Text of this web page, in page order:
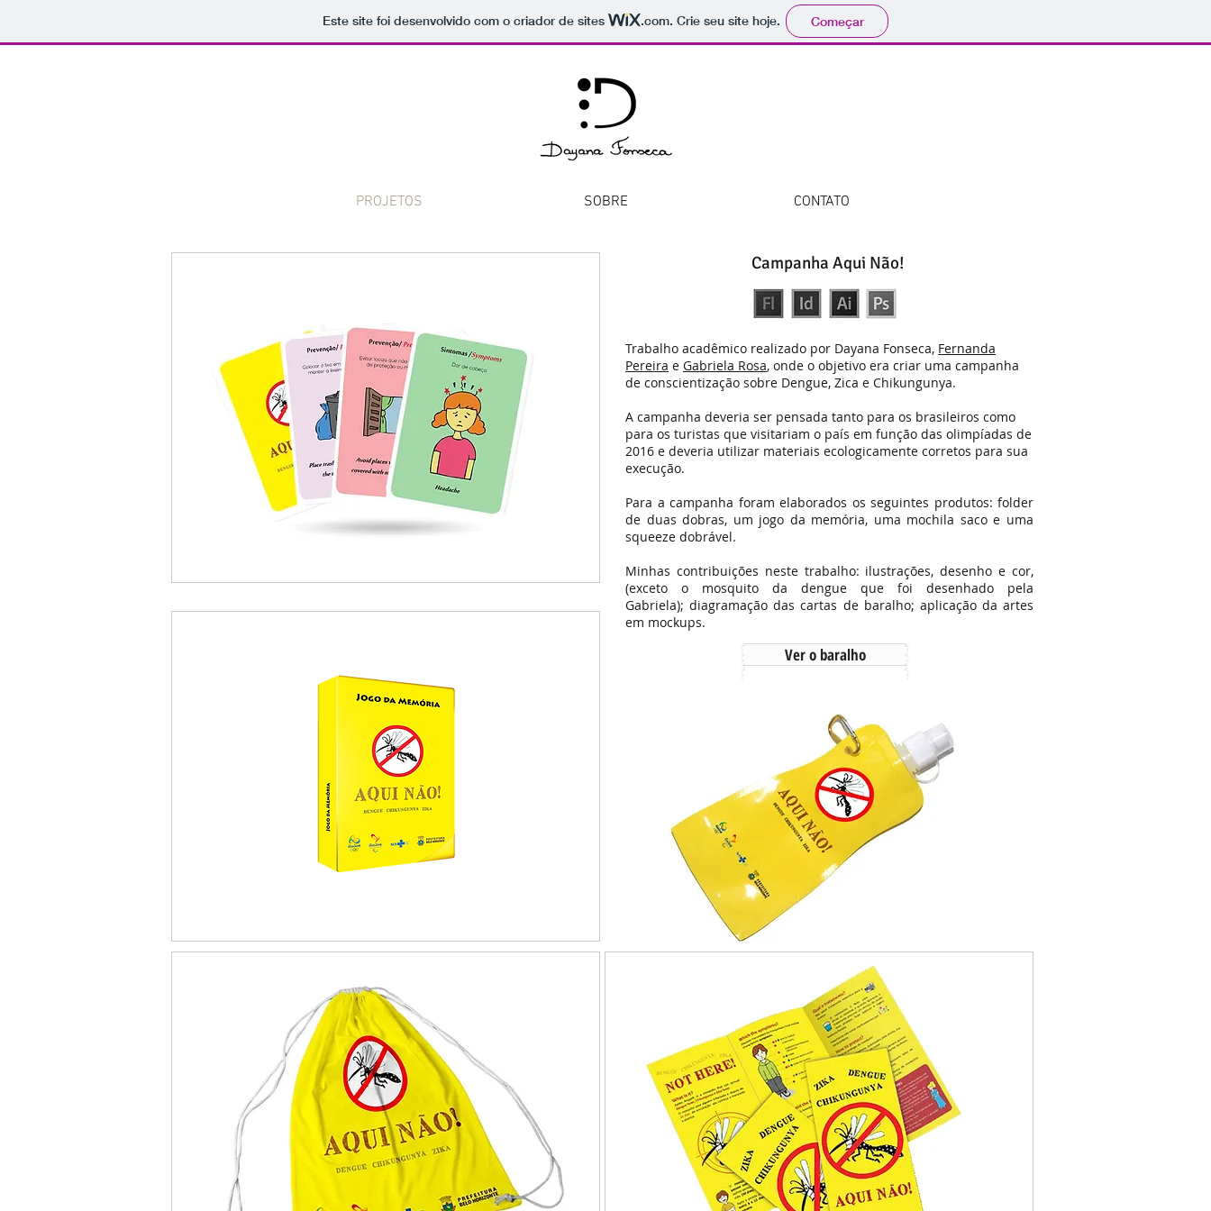
Este site foi desenvolvido com o criador de sites .com. Crie seu site hoje. Começar
PROJETOS SOBRE CONTATO
Trabalho acadêmico realizado por Dayana Fonseca, Fernanda
Pereira e Gabriela Rosa, onde o objetivo era criar uma campanha
de conscientização sobre Dengue, Zica e Chikungunya.
A campanha deveria ser pensada tanto para os brasileiros como
para os turistas que visitariam o país em função das olimpíadas de
2016 e deveria utilizar materiais ecologicamente corretos para sua
execução.
Para a campanha foram elaborados os seguintes produtos: folder
de duas dobras, um jogo da memória, uma mochila saco e uma
squeeze dobrável.
Minhas contribuições neste trabalho: ilustrações, desenho e cor,
(exceto o mosquito da dengue que foi desenhado pela
Gabriela); diagramação das cartas de baralho; aplicação da artes
em mockups.
Ver o baralho
Campanha Aqui Não!